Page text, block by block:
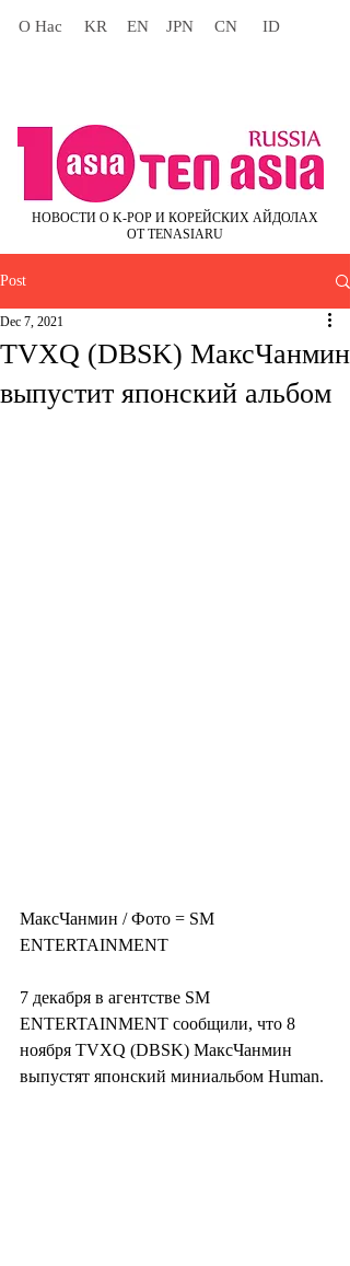
О Нас KR EN JPN CN ID
НОВОСТИ О K-POP И КОРЕЙСКИХ АЙДОЛАХ
ОТ TENASIARU
Post
TVXQ (DBSK) МаксЧанмин
выпустит японский альбом
Dec 7, 2021
МаксЧанмин / Фото = SM
ENTERTAINMENT
7 декабря в агентстве SM
ENTERTAINMENT сообщили, что 8
ноября TVXQ (DBSK) МаксЧанмин
выпустят японский миниальбом Human.